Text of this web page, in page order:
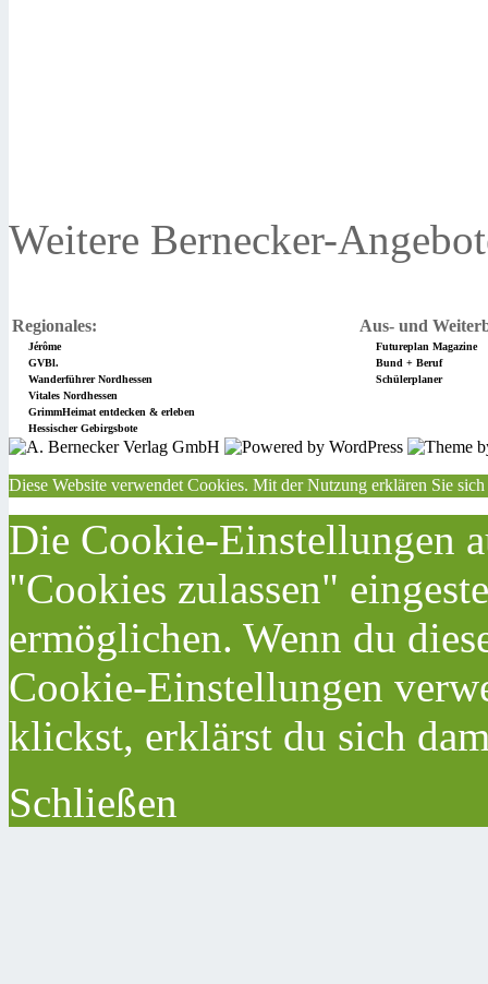
Weitere Bernecker-
Regionales: Aus- und
Jérôme
Futureplan Magazine
GVBl.
Bund + Beruf
Wanderführer Nordhessen
Schülerplaner
Vitales Nordhessen
GrimmHeimat entdecken & erleben
Hessischer Gebirgsbote
Diese Website verwendet Cookies. Mit der Nutzung erklären Sie
Die Cookie-Einstellungen
"Cookies zulassen"
ermöglichen. Wenn du
Cookie-Einstellungen
klickst, erklärst du sich
Schließen